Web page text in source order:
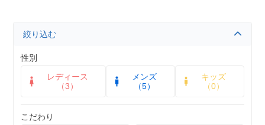
絞り込む
性別
レディース
（3）
メンズ
（5）
キッズ
（0）
こだわり